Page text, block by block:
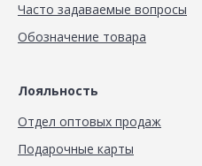
Часто задаваемые вопросы
Обозначение товара
Лояльность
Отдел оптовых продаж
Подарочные карты